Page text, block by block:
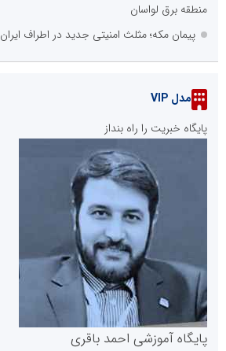
منطقه برق لواسان
پیمان مکه؛ مثلث امنیتی جدید در اطراف ایران
مدل VIP
پایگاه خبریت را راه بنداز
پایگاه آموزشی احمد باقری